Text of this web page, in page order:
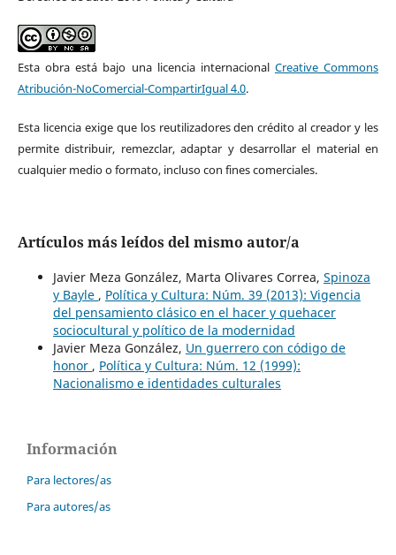
Esta obra está bajo una licencia internacional Creative Commons
Atribución-NoComercial-CompartirIgual 4.0.
Esta licencia exige que los reutilizadores den crédito al creador y les
permite distribuir, remezclar, adaptar y desarrollar el material en
cualquier medio o formato, incluso con fines comerciales.
Artículos más leídos del mismo autor/a
Javier Meza González, Marta Olivares Correa, Spinoza
y Bayle , Política y Cultura: Núm. 39 (2013): Vigencia
del pensamiento clásico en el hacer y quehacer
sociocultural y político de la modernidad
Javier Meza González, Un guerrero con código de
honor , Política y Cultura: Núm. 12 (1999):
Nacionalismo e identidades culturales
Información
Para lectores/as
Para autores/as